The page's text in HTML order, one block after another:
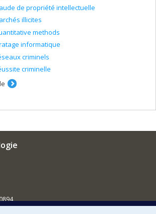
de propriété intellectuelle
illicites
methods
informatique
criminels
criminelle